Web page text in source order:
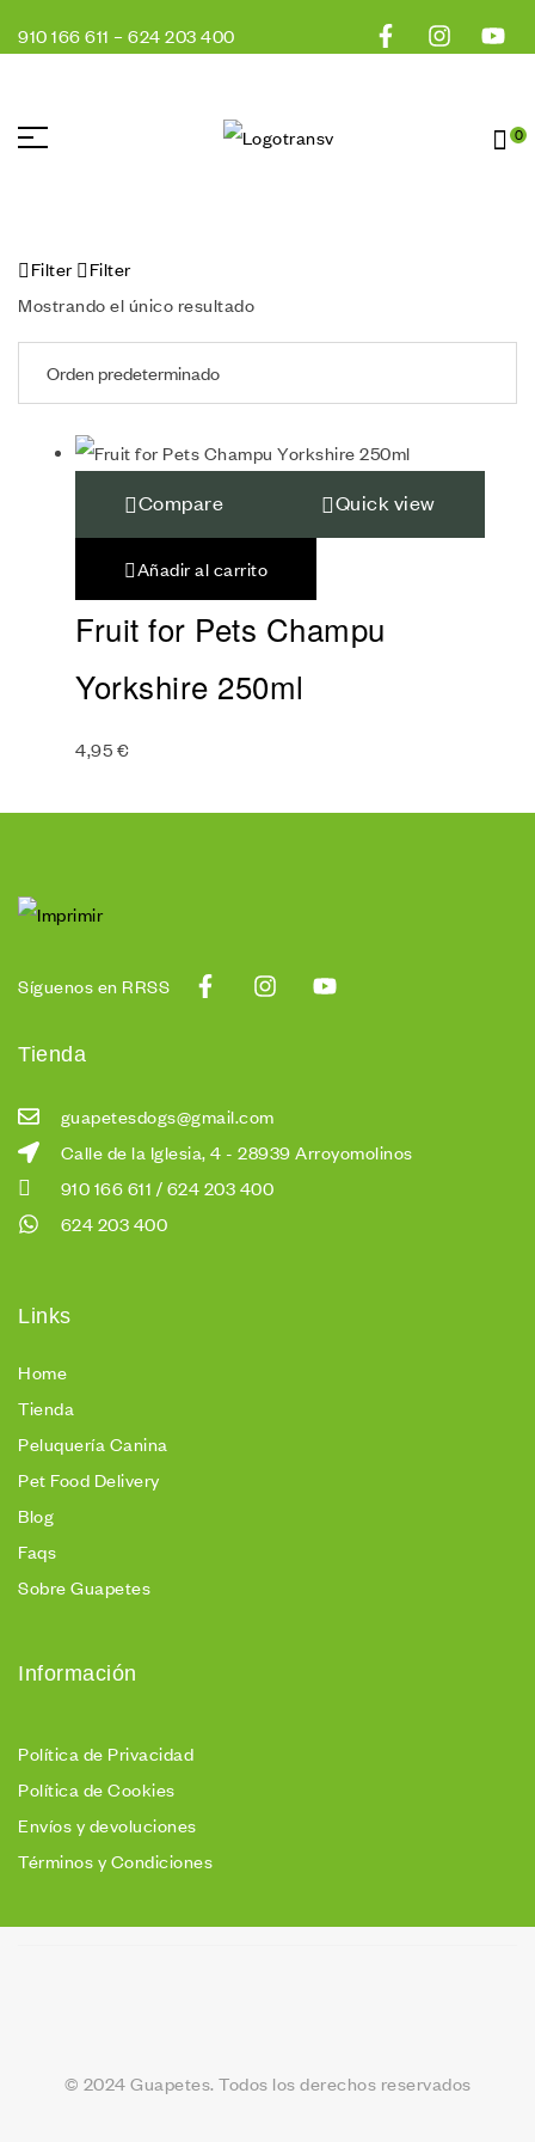
910 166 611 – 624 203 400
0
Filter
Filter
Mostrando el único resultado
Compare Quick view
Añadir al carrito
Fruit for Pets Champu
Yorkshire 250ml
4,95 €
Síguenos en RRSS
Tienda
guapetesdogs@gmail.com
Calle de la Iglesia, 4 - 28939 Arroyomolinos
910 166 611 / 624 203 400
624 203 400
Links
Home
Tienda
Peluquería Canina
Pet Food Delivery
Blog
Faqs
Sobre Guapetes
Información
Política de Privacidad
Política de Cookies
Envíos y devoluciones
Términos y Condiciones
© 2024 Guapetes. Todos los derechos reservados